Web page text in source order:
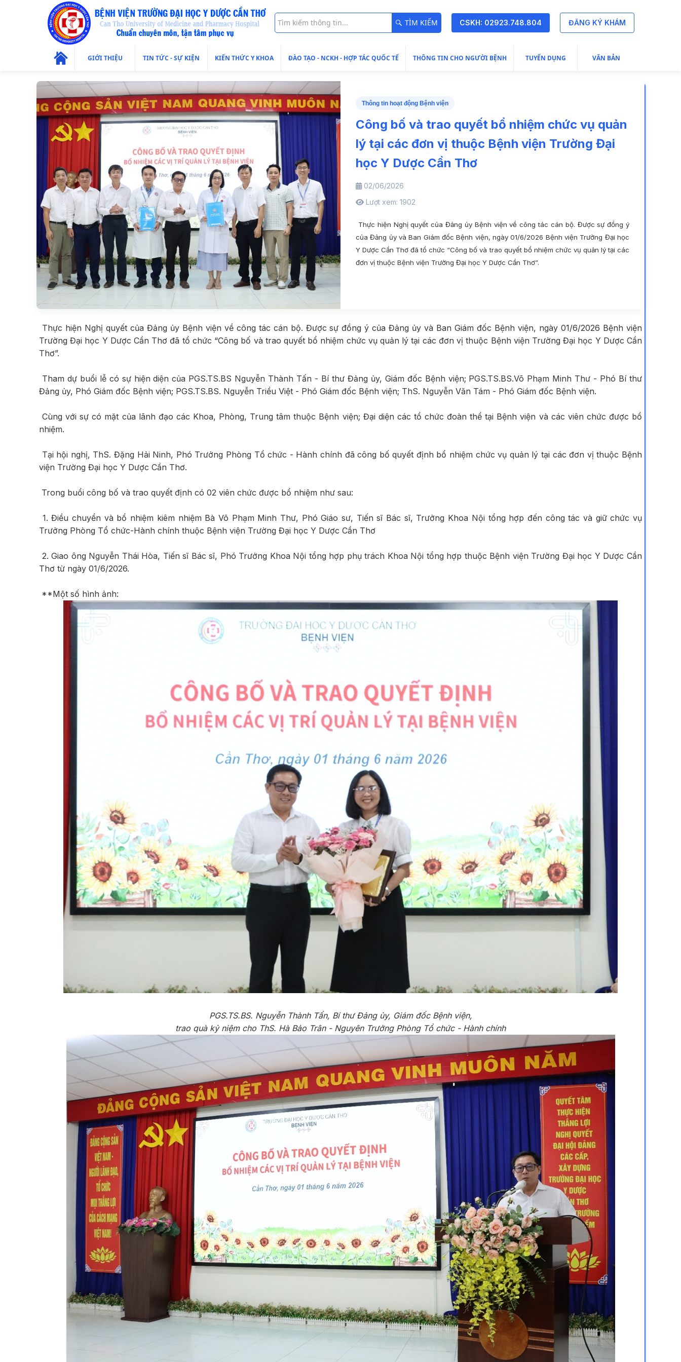
TÌM KIẾM CSKH: 02923.748.804 ĐĂNG KÝ KHÁM
GIỚI THIỆU TIN TỨC - SỰ KIỆN KIẾN THỨC Y KHOA ĐÀO TẠO - NCKH - HỢP TÁC QUỐC TẾ THÔNG TIN CHO NGƯỜI BỆNH TUYỂN DỤNG VĂN BẢN
Thông tin hoạt động Bệnh viện
Công bố và trao quyết bổ nhiệm chức vụ quản
lý tại các đơn vị thuộc Bệnh viện Trường Đại
học Y Dược Cần Thơ
02/06/2026
Lượt xem: 1902
Thực hiện Nghị quyết của Đảng ủy Bệnh viện về công tác cán bộ. Được sự đồng ý
của Đảng ủy và Ban Giám đốc Bệnh viện, ngày 01/6/2026 Bệnh viện Trường Đại học
Y Dược Cần Thơ đã tổ chức “Công bố và trao quyết bổ nhiệm chức vụ quản lý tại các
đơn vị thuộc Bệnh viện Trường Đại học Y Dược Cần Thơ”.
Thực hiện Nghị quyết của Đảng ủy Bệnh viện về công tác cán bộ. Được sự đồng ý của Đảng ủy và Ban Giám đốc Bệnh viện, ngày 01/6/2026 Bệnh viện
Trường Đại học Y Dược Cần Thơ đã tổ chức “Công bố và trao quyết bổ nhiệm chức vụ quản lý tại các đơn vị thuộc Bệnh viện Trường Đại học Y Dược Cần
Thơ”.
Tham dự buổi lễ có sự hiện diện của PGS.TS.BS Nguyễn Thành Tấn - Bí thư Đảng ủy, Giám đốc Bệnh viện; PGS.TS.BS.Võ Phạm Minh Thư - Phó Bí thư
Đảng ủy, Phó Giám đốc Bệnh viện; PGS.TS.BS. Nguyễn Triều Việt - Phó Giám đốc Bệnh viện; ThS. Nguyễn Văn Tám - Phó Giám đốc Bệnh viện.
Cùng với sự có mặt của lãnh đạo các Khoa, Phòng, Trung tâm thuộc Bệnh viện; Đại diện các tổ chức đoàn thể tại Bệnh viện và các viên chức được bổ
nhiệm.
Tại hội nghị, ThS. Đặng Hải Ninh, Phó Trưởng Phòng Tổ chức - Hành chính đã công bố quyết định bổ nhiệm chức vụ quản lý tại các đơn vị thuộc Bệnh
viện Trường Đại học Y Dược Cần Thơ.
Trong buổi công bố và trao quyết định có 02 viên chức được bổ nhiệm như sau:
1. Điều chuyển và bổ nhiệm kiêm nhiệm Bà Võ Phạm Minh Thư, Phó Giáo sư, Tiến sĩ Bác sĩ, Trưởng Khoa Nội tổng hợp đến công tác và giữ chức vụ
Trưởng Phòng Tổ chức-Hành chính thuộc Bệnh viện Trường Đại học Y Dược Cần Thơ
2. Giao ông Nguyễn Thái Hòa, Tiến sĩ Bác sĩ, Phó Trưởng Khoa Nội tổng hợp phụ trách Khoa Nội tổng hợp thuộc Bệnh viện Trường Đại học Y Dược Cần
Thơ từ ngày 01/6/2026.
**Một số hình ảnh:
PGS.TS.BS. Nguyễn Thành Tấn, Bí thư Đảng ủy, Giám đốc Bệnh viện,
trao quà kỷ niệm cho ThS. Hà Bảo Trân - Nguyên Trưởng Phòng Tổ chức - Hành chính